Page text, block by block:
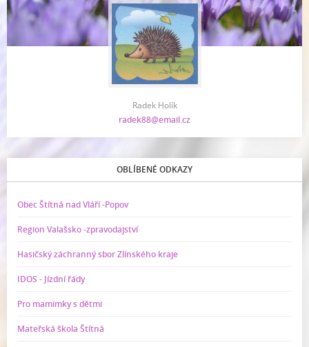
Radek Holík
radek88@email.cz
OBLÍBENÉ ODKAZY
Obec Štítná nad Vláří -Popov
Region Valašsko -zpravodajství
Hasičský záchranný sbor Zlínského kraje
IDOS - Jízdní řády
Pro mamimky s dětmi
Mateřská škola Štítná